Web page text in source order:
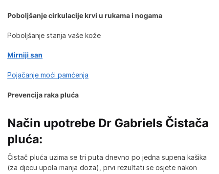
Poboljšanje cirkulacije krvi u rukama i nogama
Poboljšanje stanja vaše kože
Mirniji san
Pojačanje moći pamćenja
Prevencija raka pluća
Način upotrebe Dr Gabriels Čistača
pluća:
Čistač pluća uzima se tri puta dnevno po jedna supena kašika
(za djecu upola manja doza), prvi rezultati se osjete nakon